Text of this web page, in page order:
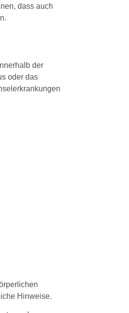
dass auch
der
oder das
Hinweise.